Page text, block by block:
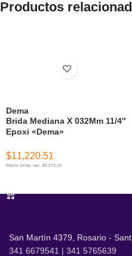
Productos
Brida Mediana X 032Mm 11/4″
Epoxi «Dema»
Dema
$11,220.51
Precio s/imp. nac. $9.273,15
San Martín 4379, Rosario -
341 6679541 | 341 5765639